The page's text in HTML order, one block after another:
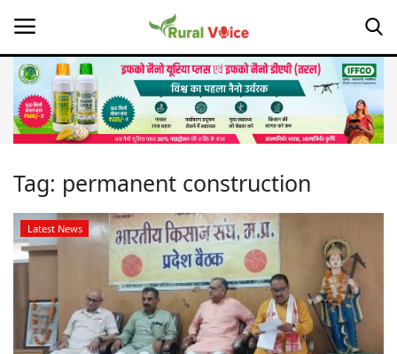
Home
About Us
Leadership Profiles
Opinion
Politics
Tag: permanent construction
Latest News